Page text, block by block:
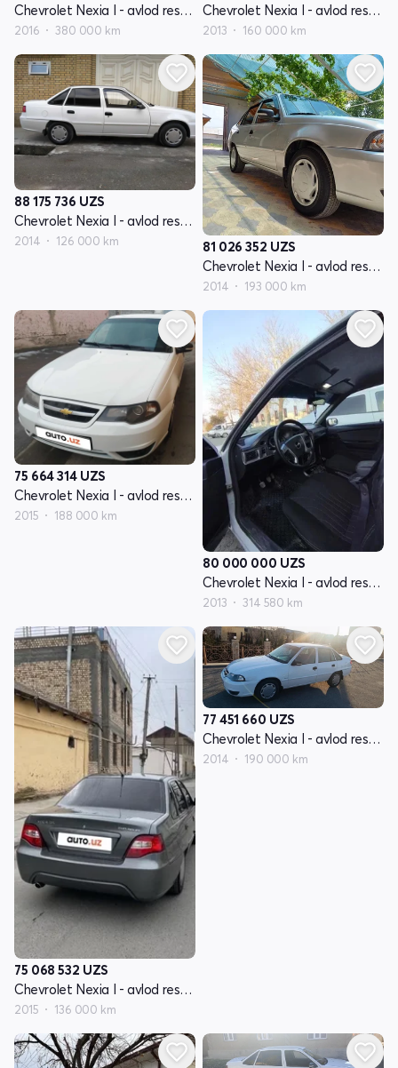
Chevrolet Nexia I - avlod restayling
2016 380 000 km
Chevrolet Nexia I - avlod restayling
2013 160 000 km
88 175 736 UZS
Chevrolet Nexia I - avlod restayling
2014 126 000 km 81 026 352 UZS
Chevrolet Nexia I - avlod restayling
2014 193 000 km
75 664 314 UZS
Chevrolet Nexia I - avlod restayling
2015 188 000 km
80 000 000 UZS
Chevrolet Nexia I - avlod restayling
2013 314 580 km
75 068 532 UZS
Chevrolet Nexia I - avlod restayling
2015 136 000 km
77 451 660 UZS
Chevrolet Nexia I - avlod restayling
2014 190 000 km